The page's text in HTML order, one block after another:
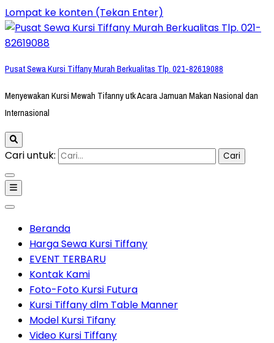
Lompat ke konten (Tekan Enter)
Pusat Sewa Kursi Tiffany Murah Berkualitas Tlp. 021-82619088
Menyewakan Kursi Mewah Tifanny utk Acara Jamuan Makan Nasional dan
Internasional
Cari untuk:
Beranda
Harga Sewa Kursi Tiffany
EVENT TERBARU
Kontak Kami
Foto-Foto Kursi Futura
Kursi Tiffany dlm Table Manner
Model Kursi Tifany
Video Kursi Tiffany